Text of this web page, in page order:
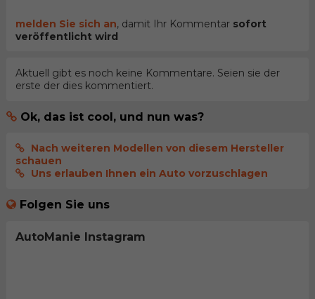
melden Sie sich an, damit Ihr Kommentar sofort
veröffentlicht wird
Aktuell gibt es noch keine Kommentare. Seien sie der
erste der dies kommentiert.
Ok, das ist cool, und nun was?
Nach weiteren Modellen von diesem Hersteller
schauen
Uns erlauben Ihnen ein Auto vorzuschlagen
Folgen Sie uns
AutoManie Instagram